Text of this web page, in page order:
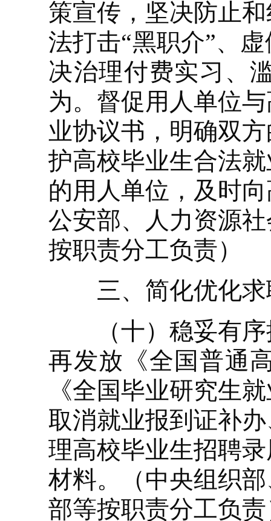
策宣传，坚决防止
法打击“黑职介”、
决治理付费实习、
为。督促用人单位
业协议书，明确双
护高校毕业生合法
的用人单位，及时
公安部、人力资源
按职责分工负责）
三、简化优化求
（十）稳妥有序
再发放《全国普通
《全国毕业研究生
取消就业报到证补
理高校毕业生招聘
材料。（中央组织
部等按职责分工负